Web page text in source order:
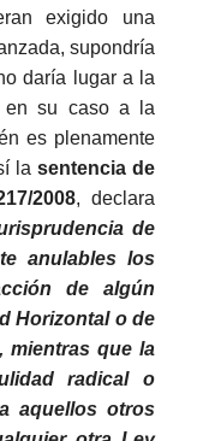
exigido una
supondría
daría lugar a la
en su caso a la
es plenamente
la sentencia de
2008, declara
de
anulables los
de algún
Horizontal o de
mientras que la
radical o
aquellos otros